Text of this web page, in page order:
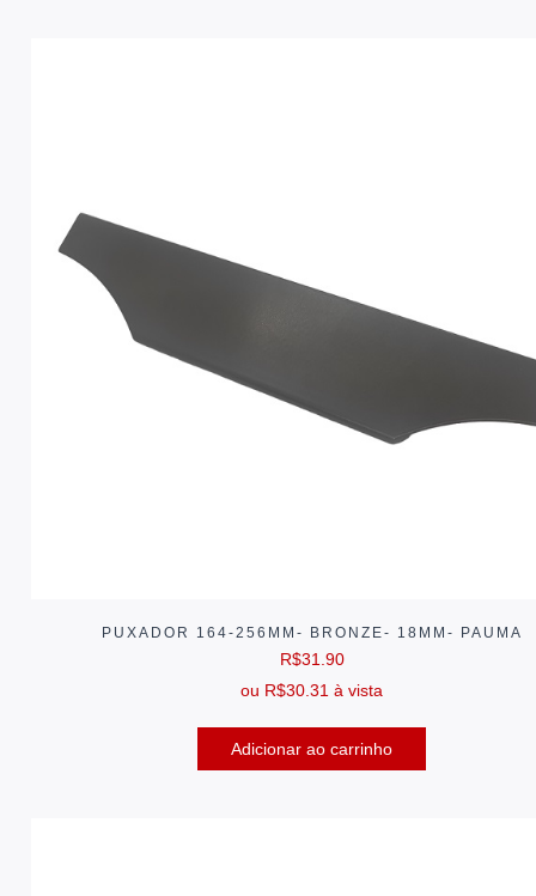
PUXADOR 164-256MM- BRONZE- 18MM- PAUMA
R$31.90
ou R$30.31 à vista
Adicionar ao carrinho